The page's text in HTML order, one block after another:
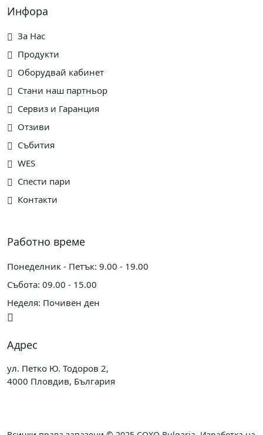
Инфора
За Нас
Продукти
Оборудвай кабинет
Стани наш партньор
Сервиз и Гаранция
Отзиви
Събития
WES
Спести пари
Контакти
Работно време
Понеделник - Петък: 9.00 - 19.00
Събота: 09.00 - 15.00
Неделя: Почивен ден
Адрес
ул. Петко Ю. Тодоров 2,
4000 Пловдив, България